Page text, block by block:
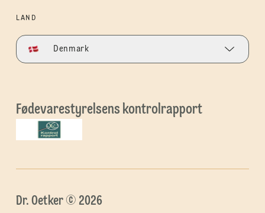
LAND
Denmark
Fødevarestyrelsens kontrolrapport
Dr. Oetker © 2026